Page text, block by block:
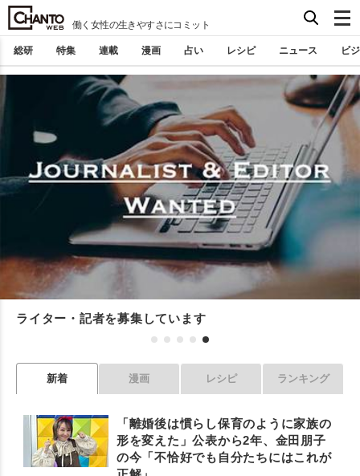
働く女性の生きやすさにコミット
総研 特集 連載 漫画 占い レシピ ニュース ビ
ライター・記者を募集しています
新着 漫画 レシピ ランキング
「離婚後は慣らし保育のように家族の
形を変えた」公表から2年、金田朋子
の今「不恰好でも自分たちにはこれが